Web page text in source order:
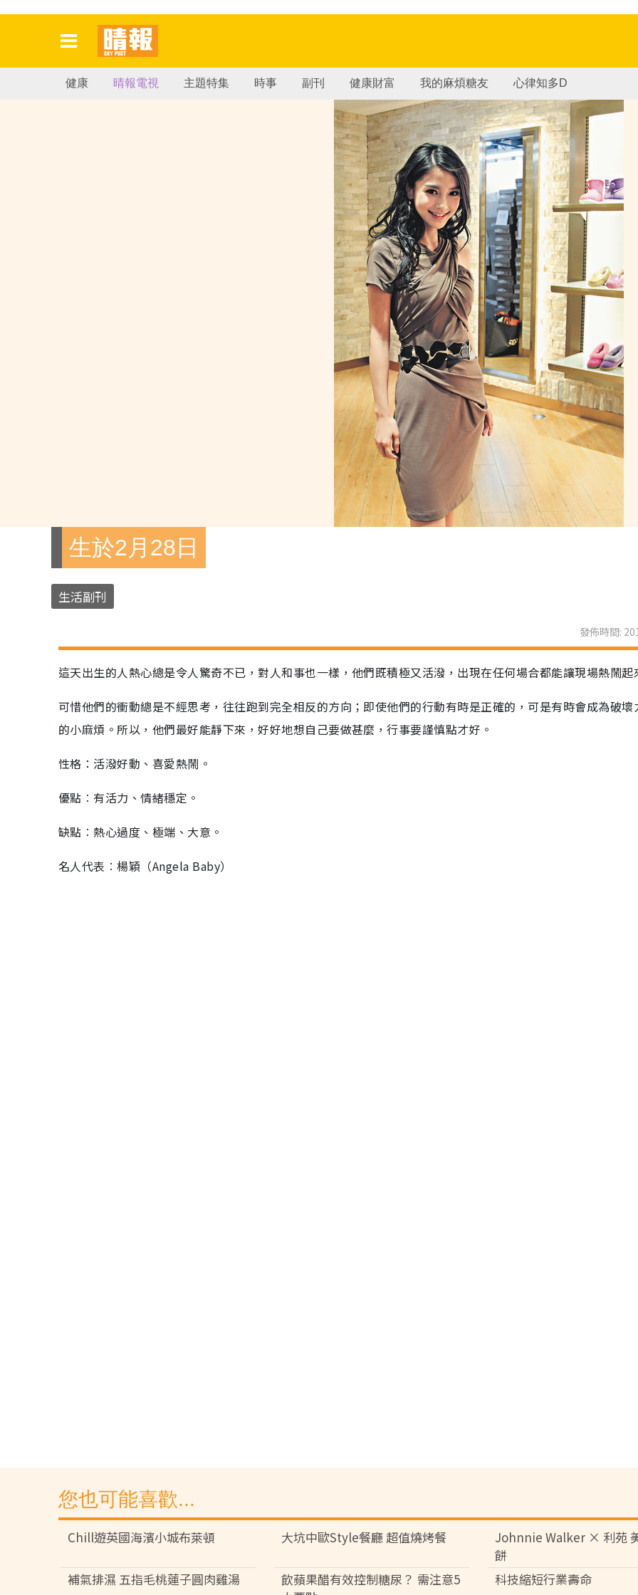
健康 晴報電視 主題特集 時事 副刊 健康財富 我的麻煩糖友 心律知多D
生於2月28日
生活副刊
發佈時間:
這天出生的人熱心總是令人驚奇不已，對人和事也一樣，他們既積極又活潑，出現在任何場合都能讓現場熱鬧起
可惜他們的衝動總是不經思考，往往跑到完全相反的方向；即使他們的行動有時是正確的，可是有時會成為破壞
的小麻煩。所以，他們最好能靜下來，好好地想自己要做甚麼，行事要謹慎點才好。
性格：活潑好動、喜愛熱鬧。
優點︰有活力、情緒穩定。
缺點︰熱心過度、極端、大意。
名人代表︰楊穎（Angela Baby）
您也可能喜歡...
Chill遊英國海濱小城布萊頓 大坑中歐Style餐廳 超值燒烤餐
Johnnie Walker × 利苑
餅
補氣排濕 五指毛桃蓮子圓肉雞湯
飲蘋果醋有效控制糖尿？ 需注意5
科技縮短行業壽命